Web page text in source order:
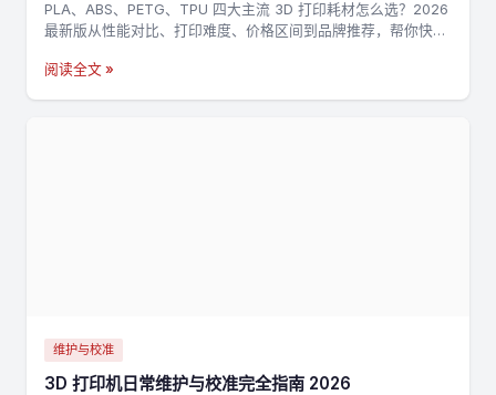
PLA、ABS、PETG、TPU 四大主流 3D 打印耗材怎么选？2026
最新版从性能对比、打印难度、价格区间到品牌推荐，帮你快速
阅读全文 »
维护与校准
3D 打印机日常维护与校准完全指南 2026